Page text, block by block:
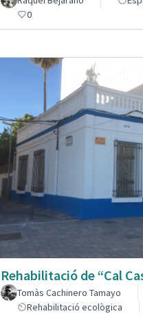
0
Rehabilitació de “Cal
Tomàs Cachinero Tamayo
Rehabilitació ecològica